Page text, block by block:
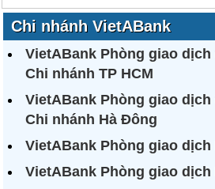
Chi nhánh VietABank
VietABank Phòng giao
Chi nhánh TP HCM
VietABank Phòng giao
Chi nhánh Hà Đông
VietABank Phòng giao
VietABank Phòng giao